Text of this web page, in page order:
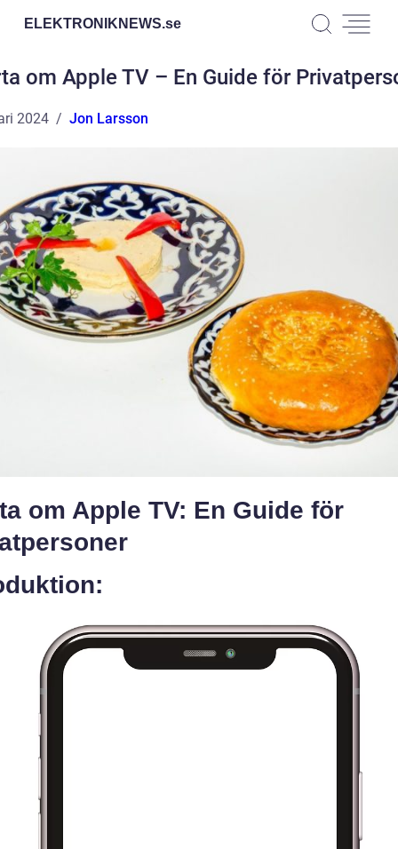
ELEKTRONIKNEWS.se
om Apple TV – En Guide för
2024 Jon Larsson
om Apple TV: En Guide för